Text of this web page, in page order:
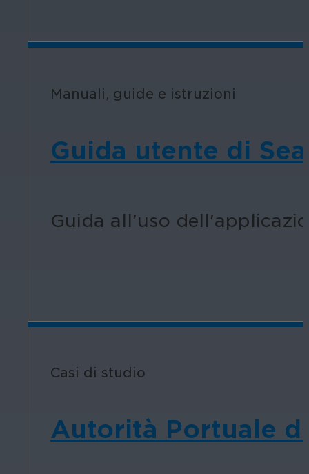
Manuali, guide e istruzioni
Guida utente di
Guida all'uso
Casi di studio
Autorità Portuale